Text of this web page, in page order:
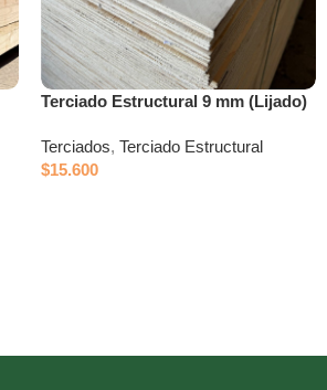
Terciado Estructural 9 mm (Lijado)
Terciados, Terciado Estructural
$15.600